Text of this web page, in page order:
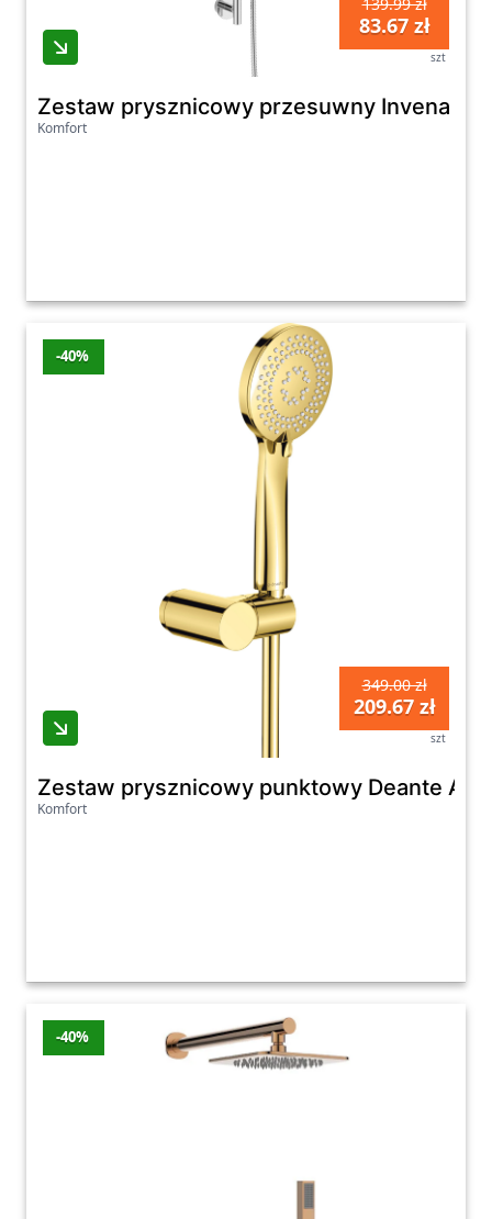
83.67 zł
szt
Zestaw prysznicowy przesuwny Invena
Komfort
-40%
349.00 zł
209.67 zł
szt
Zestaw prysznicowy punktowy Deante
Komfort
-40%